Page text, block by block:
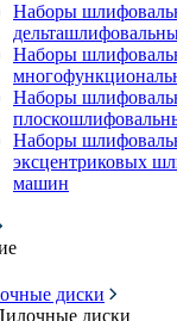
Наборы
Наборы
Наборы
Наборы
эксцентриковых
машин
диски
диски